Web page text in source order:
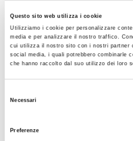
Questo sito web utilizza i cookie
Utilizziamo i cookie per personalizzare
media e per analizzare il nostro traffico.
cui utilizza il nostro sito con i nostri partner
social media, i quali potrebbero combinarle
che hanno raccolto dal suo utilizzo dei loro
Necessari
Preferenze
35
        -->
36
<div
37
<#if
38
<#assign
40